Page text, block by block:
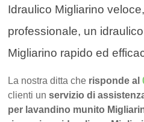
Idraulico Migliarino
professionale, un
Migliarino rapido ed
La nostra ditta che risponde al
clienti unservizio di
per lavandino munito